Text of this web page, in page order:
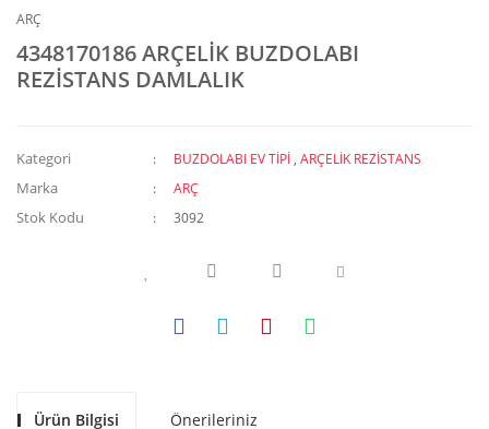
ARÇ
4348170186 ARÇELİK BUZDOLABI
REZİSTANS DAMLALIK
Kategori BUZDOLABI EV TİPİ ,ARÇELİK REZİSTANS
Marka ARÇ
Stok Kodu 3092
Ürün Bilgisi Önerileriniz